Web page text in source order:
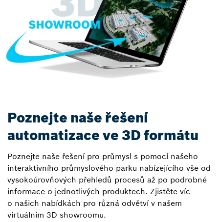
Poznejte naše řešení
automatizace ve 3D formátu
Poznejte naše řešení pro průmysl s pomocí našeho
interaktivního průmyslového parku nabízejícího vše od
vysokoúrovňových přehledů procesů až po podrobné
informace o jednotlivých produktech. Zjistěte víc
o našich nabídkách pro různá odvětví v našem
virtuálním 3D showroomu.